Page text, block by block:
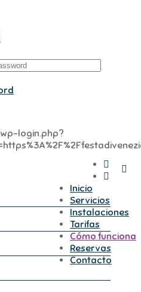
login.php?
Inicio
Servicios
Instalaciones
Tarifas
Cómo funciona
Reservas
Contacto